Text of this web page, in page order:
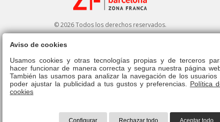
© 2026 Todos los derechos reservados.
Aviso legal|Política de privacidad|Política de cookies|Canal ético|
Derecho de admisión|Normativa
Aviso de cookies
Usamos cookies y otras tecnologías propias y de terceros
hacer funcionar de manera correcta y segura nuestra página
También las usamos para analizar la navegación de los usuarios
poder ajustar la publicidad a tus gustos y preferencias. Política
cookies
Configurar Rechazar todo Aceptar todo